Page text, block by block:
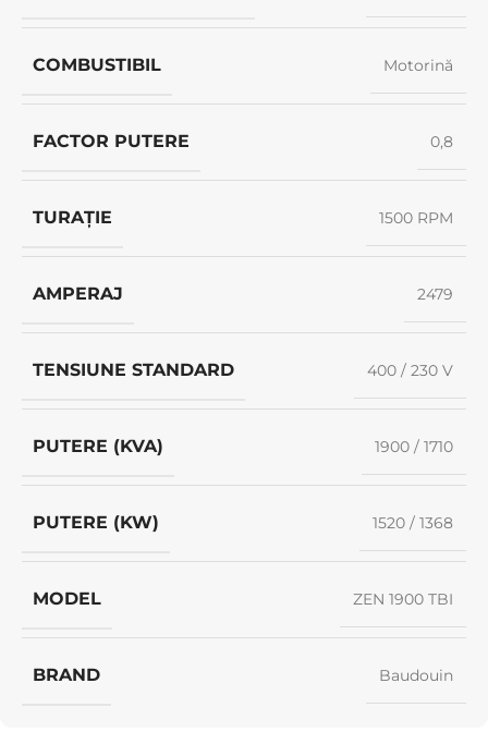
COMBUSTIBIL Motorină
FACTOR PUTERE 0,8
TURAȚIE 1500 RPM
AMPERAJ 2479
TENSIUNE STANDARD 400 / 230 V
PUTERE (KVA) 1900 / 1710
PUTERE (KW) 1520 / 1368
MODEL ZEN 1900 TBI
BRAND Baudouin